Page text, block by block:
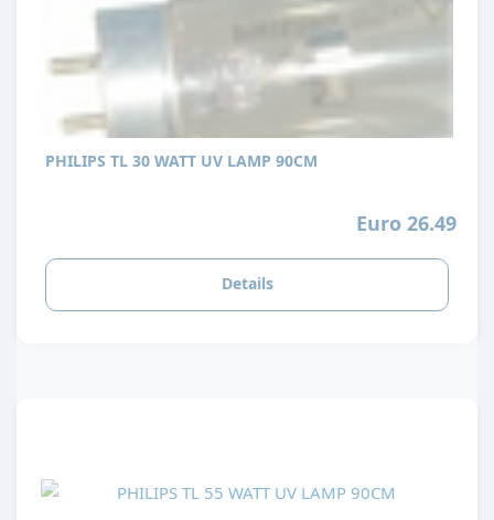
PHILIPS TL 30 WATT UV LAMP 90CM
Euro 26.49
Details